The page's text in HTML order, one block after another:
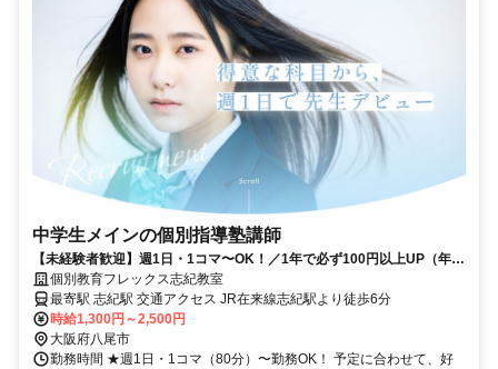
中学生メインの個別指導塾講師
【未経験者歓迎】週1日・1コマ〜OK！／1年で必ず100円以上UP（年3
回昇給あり）／自分が得意な教科だけでスタートできる！
個別教育フレックス志紀教室
最寄駅 志紀駅 交通アクセス JR在来線志紀駅より徒歩6分
時給1,300円～2,500円
大阪府八尾市
勤務時間 ★週1日・1コマ（80分）〜勤務OK！ 予定に合わせて、好